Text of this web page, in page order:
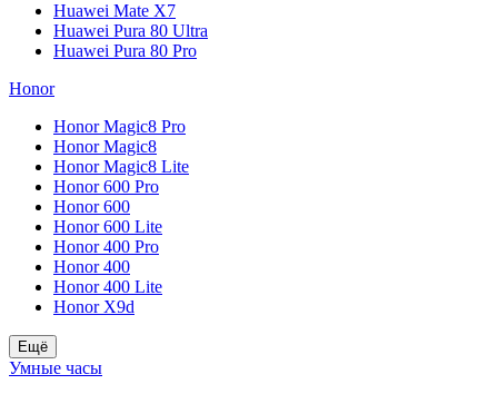
Huawei Mate X7
Huawei Pura 80 Ultra
Huawei Pura 80 Pro
Honor
Honor Magic8 Pro
Honor Magic8
Honor Magic8 Lite
Honor 600 Pro
Honor 600
Honor 600 Lite
Honor 400 Pro
Honor 400
Honor 400 Lite
Honor X9d
Ещё
Умные часы